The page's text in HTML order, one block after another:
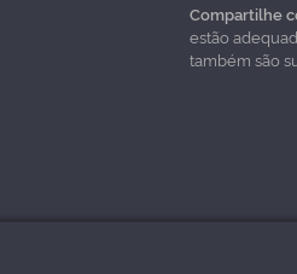
Compartilhe
estão
também são